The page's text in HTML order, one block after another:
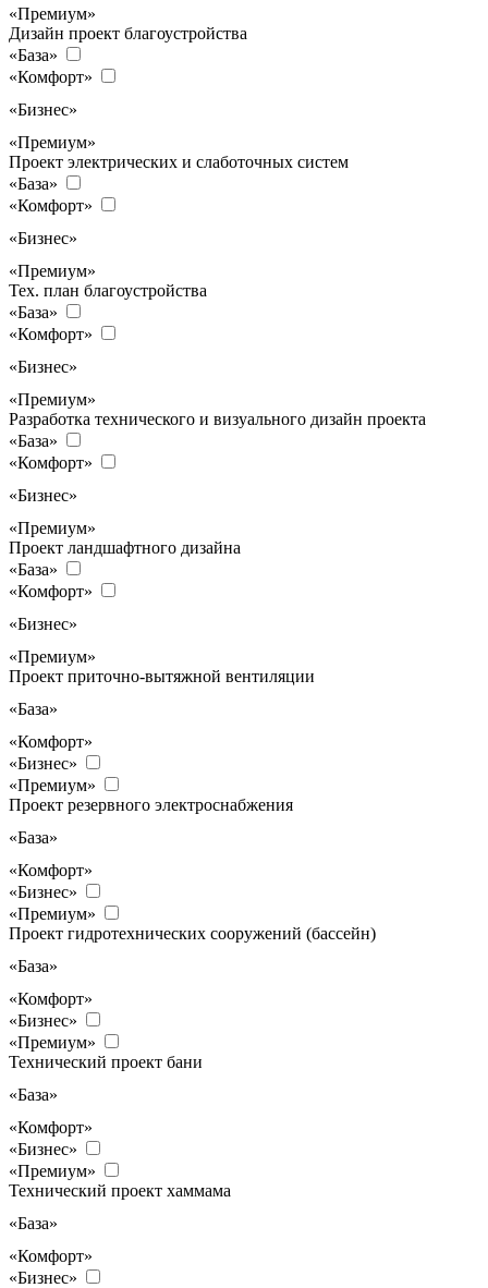
«Премиум»
Дизайн проект благоустройства
«База»
«Комфорт»
«Бизнес»
«Премиум»
Проект электрических и слаботочных систем
«База»
«Комфорт»
«Бизнес»
«Премиум»
Тех. план благоустройства
«База»
«Комфорт»
«Бизнес»
«Премиум»
Разработка технического и визуального дизайн проекта
«База»
«Комфорт»
«Бизнес»
«Премиум»
Проект ландшафтного дизайна
«База»
«Комфорт»
«Бизнес»
«Премиум»
Проект приточно-вытяжной вентиляции
«База»
«Комфорт»
«Бизнес»
«Премиум»
Проект резервного электроснабжения
«База»
«Комфорт»
«Бизнес»
«Премиум»
Проект гидротехнических сооружений (бассейн)
«База»
«Комфорт»
«Бизнес»
«Премиум»
Технический проект бани
«База»
«Комфорт»
«Бизнес»
«Премиум»
Технический проект хаммама
«База»
«Комфорт»
«Бизнес»